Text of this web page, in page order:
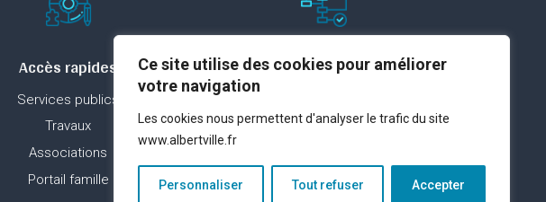
Ce site utilise des cookies pour améliorer
votre navigation
Les cookies nous permettent d'analyser le trafic du site
www.albertville.fr
Personnaliser Tout refuser Accepter
Accès rapides
Services publics
Travaux
Associations
Portail famille
Paramètres du site
Contact
Mentions légales